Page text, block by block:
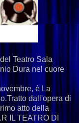
Teatro Sala
Dura nel cuore
è La
dall'opera di
atto della
IL TEATRO DI